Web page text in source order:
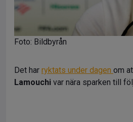
Foto: Bildbyrån
Det har ryktats under dagen om
Lamouchi var nära sparken till